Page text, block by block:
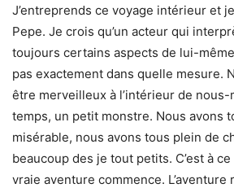
J’entreprends ce voyage intérieur et
Pepe. Je crois qu’un acteur qui
toujours certains aspects de lui-
pas exactement dans quelle mesure.
être merveilleux à l’intérieur de nous-
temps, un petit monstre. Nous avons
misérable, nous avons tous plein de
beaucoup des je tout petits. C’est à
vraie aventure commence.